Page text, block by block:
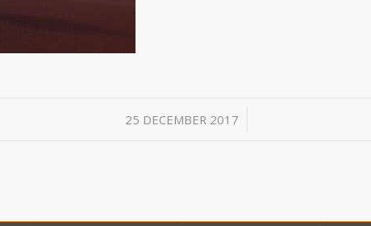
25 DECEMBER 2017
/